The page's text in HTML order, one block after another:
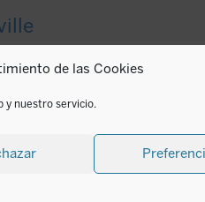
de las Cookies
y nuestro servicio.
1859) estudia derecho de
ir a estudiar el sistema
viejo sistema francés, pero en
examinar sus sistema político.
, fruto de este viaje. En
y en 1841 en la Academia
Exteriores en 1849, y tras el